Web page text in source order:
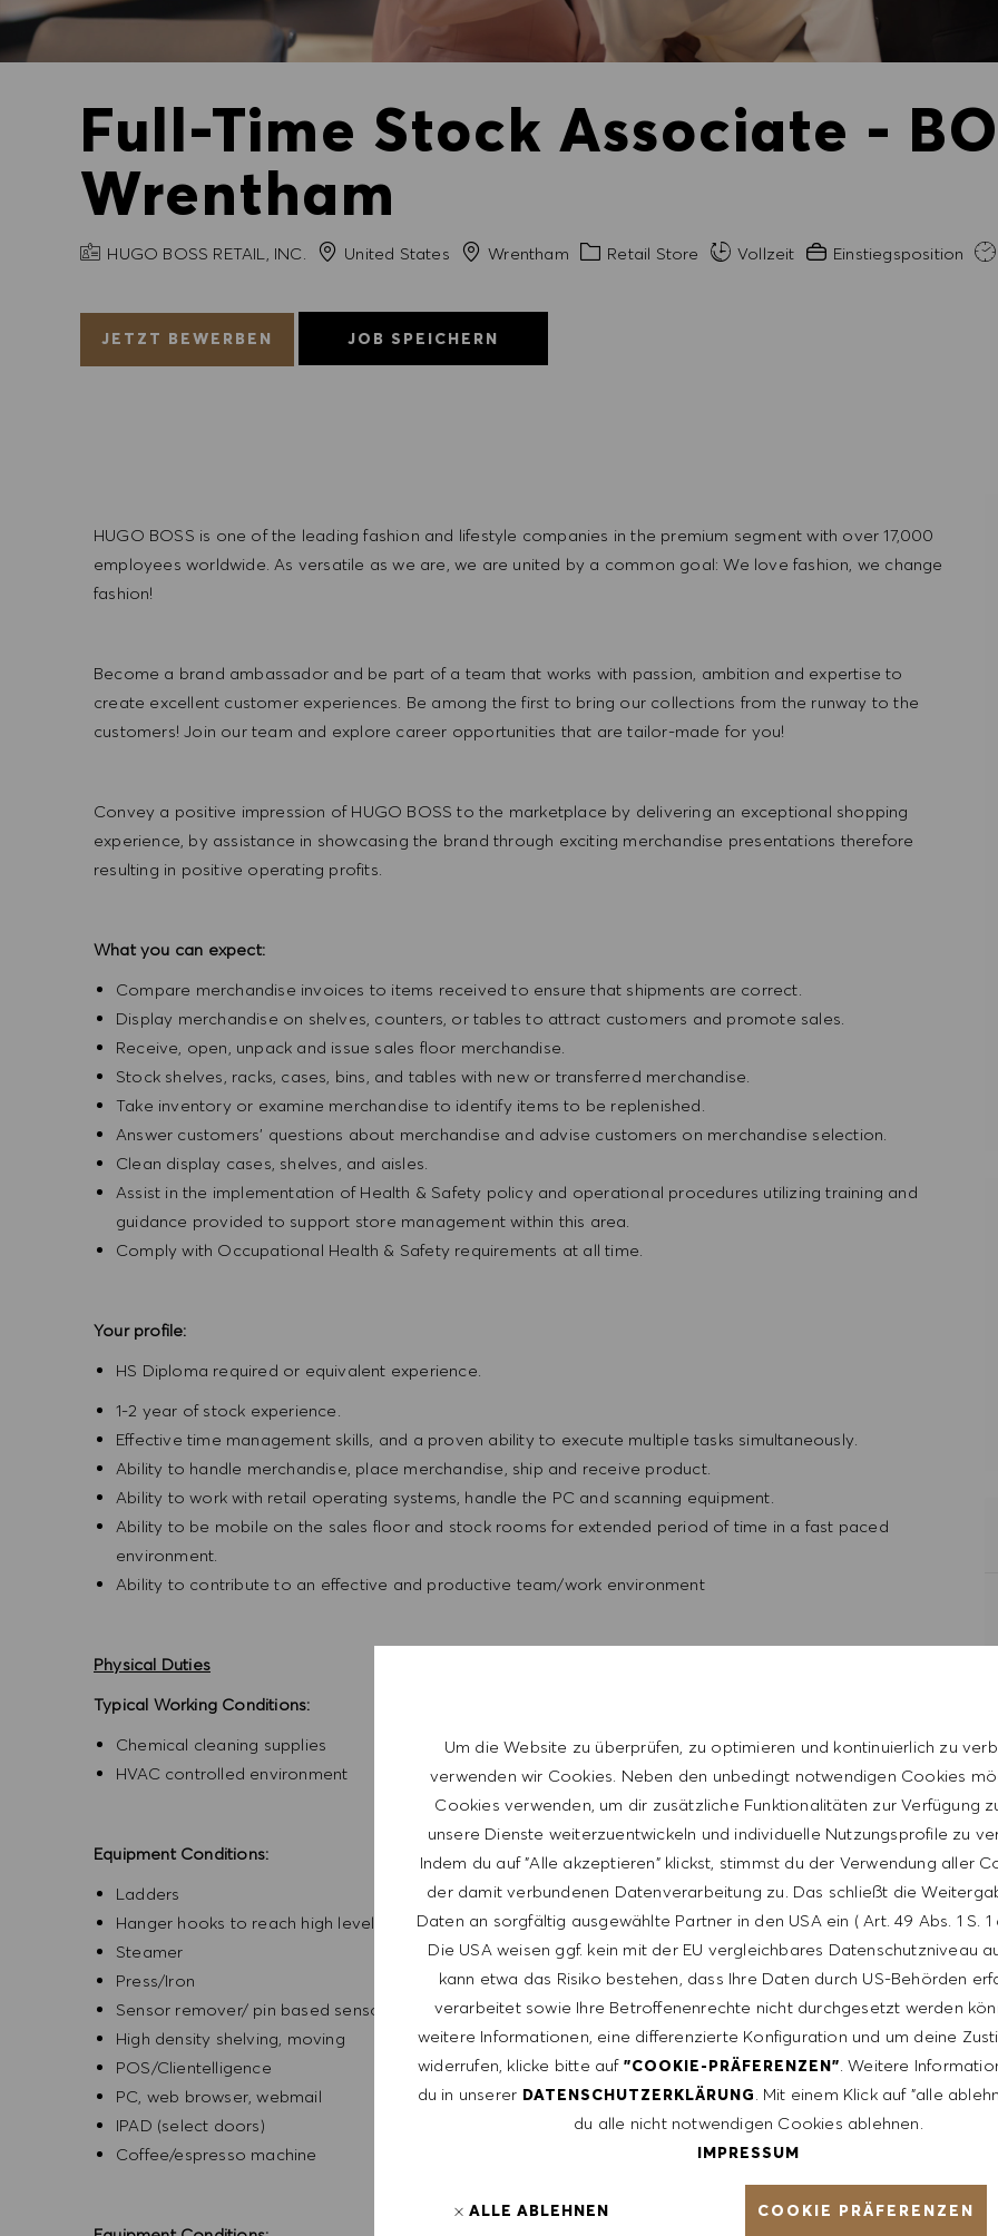
Um die Website zu überprüfen, zu optimieren und kontinuierlich zu
verwenden wir Cookies. Neben den unbedingt notwendigen Cookies
Cookies verwenden, um dir zusätzliche Funktionalitäten zur Verfügung
unsere Dienste weiterzuentwickeln und individuelle Nutzungsprofile zu
Indem du auf "Alle akzeptieren" klickst, stimmst du der Verwendung aller
der damit verbundenen Datenverarbeitung zu. Das schließt die
Daten an sorgfältig ausgewählte Partner in den USA ein ( Art. 49 Abs. 1 S. 1
Die USA weisen ggf. kein mit der EU vergleichbares Datenschutzniveau
kann etwa das Risiko bestehen, dass Ihre Daten durch US-Behörden
verarbeitet sowie Ihre Betroffenenrechte nicht durchgesetzt werden
weitere Informationen, eine differenzierte Konfiguration und um deine
widerrufen, klicke bitte auf "COOKIE-PRÄFERENZEN". Weitere
du in unserer DATENSCHUTZERKLÄRUNG. Mit einem Klick auf "alle
du alle nicht notwendigen Cookies ablehnen.
IMPRESSUM
COOKIE PRÄFERENZEN
ALLE ABLEHNEN
Full-Time Stock Associate -
Wrentham
FIRMENNAME
HUGO BOSS RETAIL, INC. United States StadtWrentham Kategorie
Retail Store Vollzeit Erfahrung erforderlich
Einstiegsposition
JETZT BEWERBEN JOB SPEICHERN
HUGO BOSS is one of the leading fashion and lifestyle companies in the premium segment with over 17,000
employees worldwide. As versatile as we are, we are united by a common goal: We love fashion, we change
fashion!
Become a brand ambassador and be part of a team that works with passion, ambition and expertise to
create excellent customer experiences. Be among the first to bring our collections from the runway to the
customers! Join our team and explore career opportunities that are tailor-made for you!
Convey a positive impression of HUGO BOSS to the marketplace by delivering an exceptional shopping
experience, by assistance in showcasing the brand through exciting merchandise presentations therefore
resulting in positive operating profits.
What you can expect:
Compare merchandise invoices to items received to ensure that shipments are correct.
Display merchandise on shelves, counters, or tables to attract customers and promote sales.
Receive, open, unpack and issue sales floor merchandise.
Stock shelves, racks, cases, bins, and tables with new or transferred merchandise.
Take inventory or examine merchandise to identify items to be replenished.
Answer customers' questions about merchandise and advise customers on merchandise selection.
Clean display cases, shelves, and aisles.
Assist in the implementation of Health & Safety policy and operational procedures utilizing training and
guidance provided to support store management within this area.
Comply with Occupational Health & Safety requirements at all time.
Your profile:
HS Diploma required or equivalent experience.
1-2 year of stock experience.
Effective time management skills, and a proven ability to execute multiple tasks simultaneously.
Ability to handle merchandise, place merchandise, ship and receive product.
Ability to work with retail operating systems, handle the PC and scanning equipment.
Ability to be mobile on the sales floor and stock rooms for extended period of time in a fast paced
environment.
Ability to contribute to an effective and productive team/work environment
Physical Duties
Typical Working Conditions:
Chemical cleaning supplies
HVAC controlled environment
Equipment Conditions:
Ladders
Hanger hooks to reach high level
Steamer
Press/Iron
Sensor remover/ pin based sensors
High density shelving, moving
POS/Clientelligence
PC, web browser, webmail
IPAD (select doors)
Coffee/espresso machine